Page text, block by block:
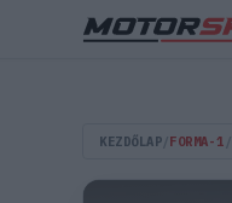
KEZDŐLAP FORMA-1